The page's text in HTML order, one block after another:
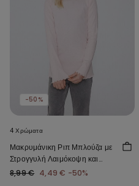
-50%
4 Χρώματα
Μακρυμάνικη Ριπ Μπλούζα με
Στρογγυλή Λαιμόκοψη και
Κυματιστό Φινίρισμα για
8,99 € 4,49 € -50%